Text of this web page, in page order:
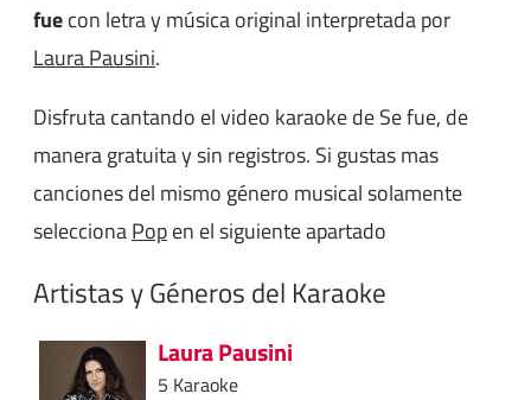
fuecon letra y música original interpretada por
Laura Pausini.
Disfruta cantando el video karaoke de Se fue, de
manera gratuita y sin registros. Si gustas mas
canciones del mismo género musical solamente
seleccionaPopen el siguiente apartado
Artistas y Géneros del Karaoke
Laura Pausini
5 Karaoke